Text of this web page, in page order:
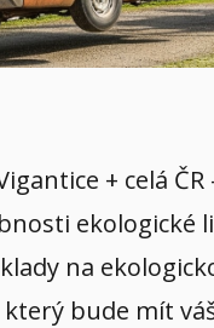
+ celá
ekologické
na
bude mít